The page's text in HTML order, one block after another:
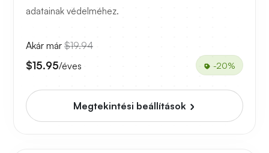
adatainak védelméhez.
Akár már $19.94
$15.95/éves -20%
Megtekintési beállítások